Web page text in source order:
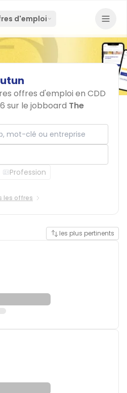
d'emploi
offres d'emploi en CDD
sur le jobboard The
clé ou entreprise
Profession
les offres
les plus pertinents